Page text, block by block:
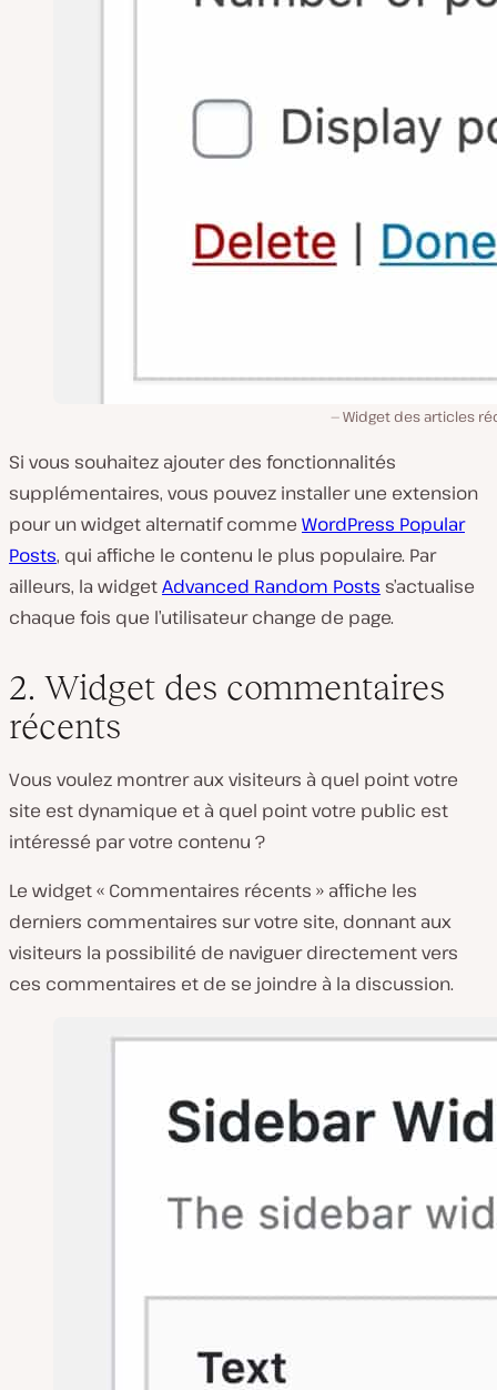
Widget des articles
Si vous souhaitez ajouter des fonctionnalités
supplémentaires, vous pouvez installer une extension
pour un widget alternatif comme WordPress Popular
Posts, qui affiche le contenu le plus populaire. Par
ailleurs, la widgetAdvanced Random Posts s’actualise
chaque fois que l’utilisateur change de page.
2. Widget des commentaires
récents
Vous voulez montrer aux visiteurs à quel point votre
site est dynamique et à quel point votre public est
intéressé par votre contenu ?
Le widget « Commentaires récents » affiche les
derniers commentaires sur votre site, donnant aux
visiteurs la possibilité de naviguer directement vers
ces commentaires et de se joindre à la discussion.